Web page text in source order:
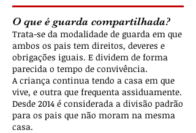
O que é guarda compartilhada?
Trata-se da modalidade de guarda em que
ambos os pais tem direitos, deveres e
obrigações iguais. E dividem de forma
parecida o tempo de convivência.
A criança continua tendo a casa em que
vive, e outra que frequenta assiduamente.
Desde 2014 é considerada a divisão padrão
para os pais que não moram na mesma
casa.